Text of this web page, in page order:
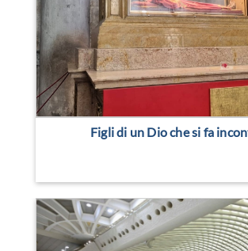
Figli di un Dio che si fa